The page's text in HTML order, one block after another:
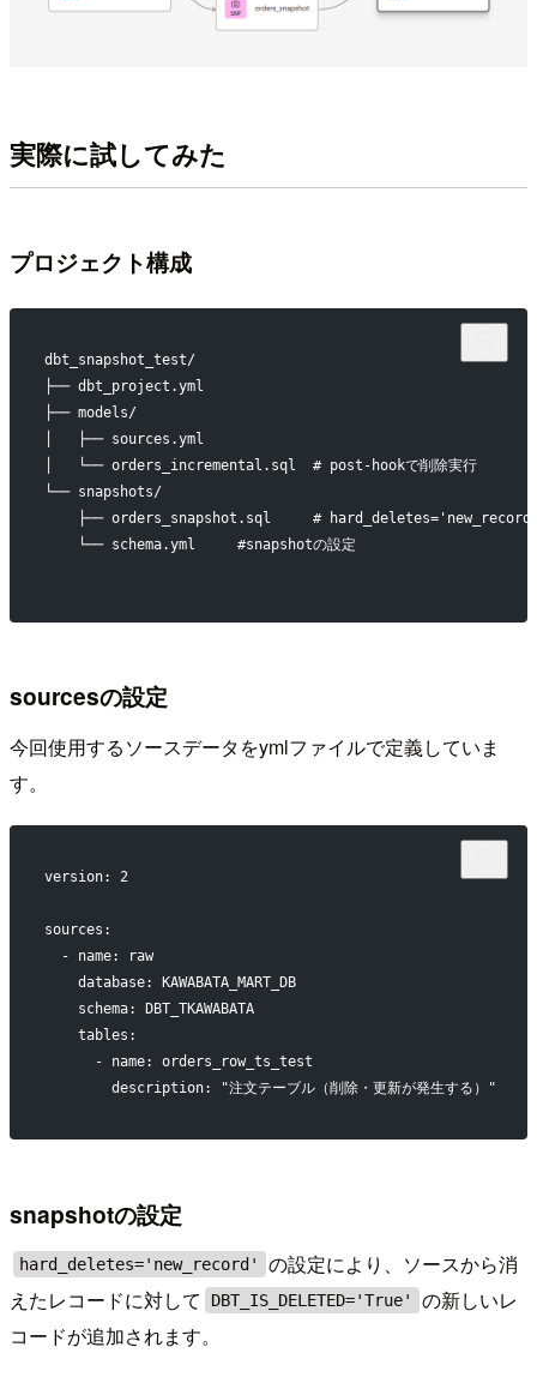
実際に試してみた
プロジェクト構成
dbt_snapshot_test/
├── dbt_project.yml
├── models/
│   ├── sources.yml
│   └── orders_incremental.sql  # post-hookで削除実行
└── snapshots/
├── orders_snapshot.sql     #
    └── schema.yml     #snapshotの設定
sourcesの設定
今回使用するソースデータをymlファイルで定義していま
す。
version: 2
sources:
  - name: raw
    database: KAWABATA_MART_DB
    schema: DBT_TKAWABATA
    tables:
      - name: orders_row_ts_test
        description: "注文テーブル（削除・更新が発生する）"
snapshotの設定
hard_deletes='new_record'
の設定により、ソースから消
えたレコードに対して
DBT_IS_DELETED='True'
の新しいレ
コードが追加されます。